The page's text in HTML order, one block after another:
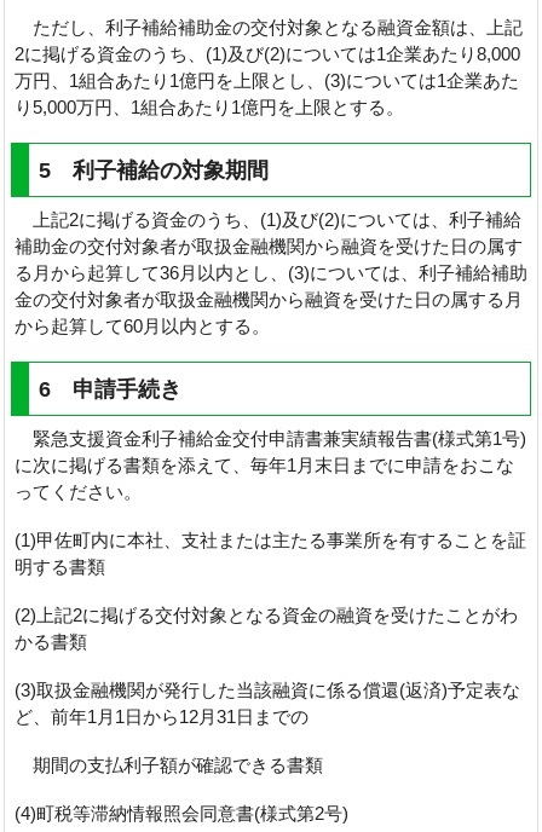
ただし、利子補給補助金の交付対象となる融資金額は、上記
2に掲げる資金のうち、(1)及び(2)については1企業あたり8,000
万円、1組合あたり1億円を上限とし、(3)については1企業あた
り5,000万円、1組合あたり1億円を上限とする。
5 利子補給の対象期間
上記2に掲げる資金のうち、(1)及び(2)については、利子補給
補助金の交付対象者が取扱金融機関から融資を受けた日の属す
る月から起算して36月以内とし、(3)については、利子補給補助
金の交付対象者が取扱金融機関から融資を受けた日の属する月
から起算して60月以内とする。
6 申請手続き
緊急支援資金利子補給金交付申請書兼実績報告書(様式第1号)
に次に掲げる書類を添えて、毎年1月末日までに申請をおこな
ってください。
(1)甲佐町内に本社、支社または主たる事業所を有することを証
明する書類
(2)上記2に掲げる交付対象となる資金の融資を受けたことがわ
かる書類
(3)取扱金融機関が発行した当該融資に係る償還(返済)予定表な
ど、前年1月1日から12月31日までの
期間の支払利子額が確認できる書類
(4)町税等滞納情報照会同意書(様式第2号)